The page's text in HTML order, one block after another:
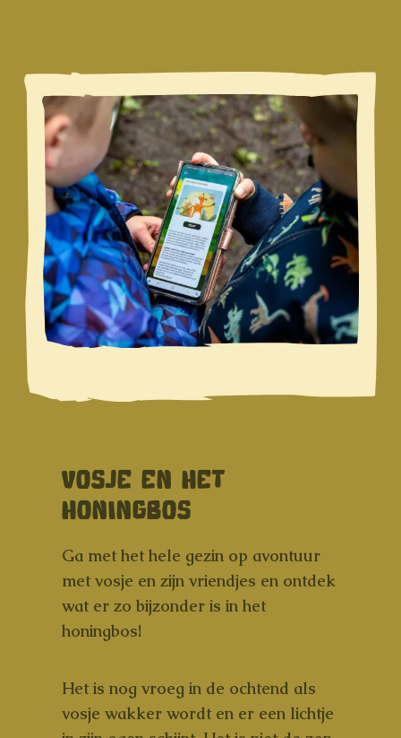
VOSJE EN HET
HONINGBOS
Ga met het hele gezin op avontuur
met vosje en zijn vriendjes en ontdek
wat er zo bijzonder is in het
honingbos!
Het is nog vroeg in de ochtend als
vosje wakker wordt en er een lichtje